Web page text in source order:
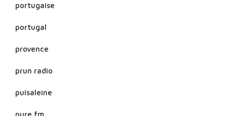
portugaise
portugal
provence
prun radio
puisaleine
pure fm